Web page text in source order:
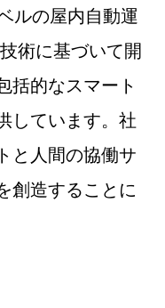
ルの屋内自動運
術に基づいて開
括的なスマート
しています。社
と人間の協働サ
創造することに